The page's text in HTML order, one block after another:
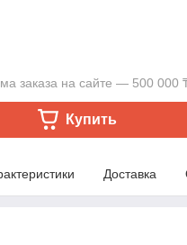
заказа на сайте — 500 000
Купить
Доставка